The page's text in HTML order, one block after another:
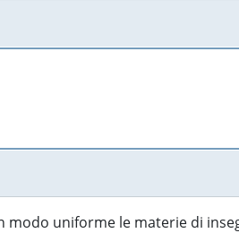
modo uniforme le materie di